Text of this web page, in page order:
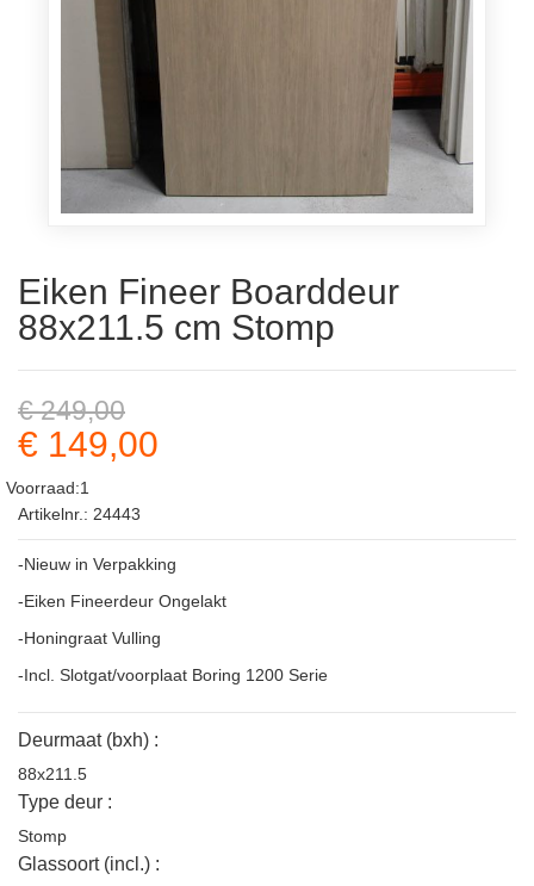
Eiken Fineer Boarddeur
88x211.5 cm Stomp
€ 249,00
€ 149,00
Voorraad:1
Artikelnr.: 24443
-Nieuw in Verpakking
-Eiken Fineerdeur Ongelakt
-Honingraat Vulling
-Incl. Slotgat/voorplaat Boring 1200 Serie
Deurmaat (bxh) :
88x211.5
Type deur :
Stomp
Glassoort (incl.) :